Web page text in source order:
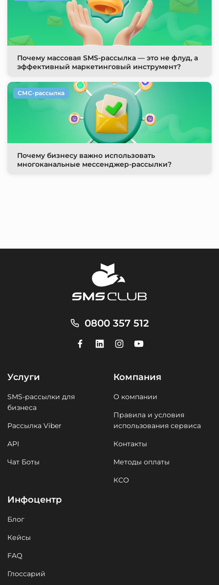
Почему массовая SMS-рассылка — это не флуд, а
эффективный маркетинговый инструмент?
Почему бизнесу важно использовать
многоканальные мессенджер-рассылки?
СМС-рассылка
0800 357 512
Услуги
SMS-рассылки для
бизнеса
Рассылка Viber
API
Чат Боты
Компания
О компании
Правила и условия
использования сервиса
Контакты
Методы оплаты
КСО
Инфоцентр
Блог
Кейсы
FAQ
Глоссарий